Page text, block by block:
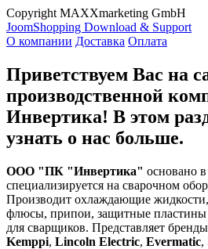
Copyright MAXXmarketing GmbH
JoomShopping Download & Support
О компании Доставка Оплата
Приветствуем Вас на
производственной
Инвертика! В этом
узнать о нас больше.
ООО "ПК "Инвертика" основано
специализируется на сварочном
Производит охлаждающие
флюсы, припои, защитные пластины
для сварщиков. Представляет бренды
Kemppi, Lincoln Electric, Evermatic,